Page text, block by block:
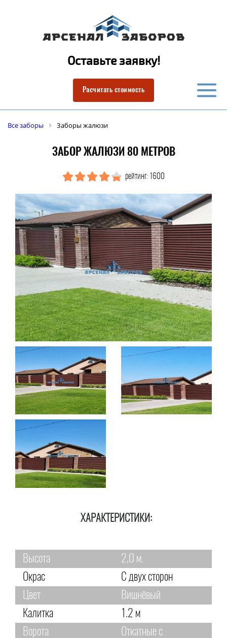
Оставьте заявку!
Расчитать стоимость
Все заборы Заборы жалюзи
ЗАБОР ЖАЛЮЗИ 80 МЕТРОВ
рейтинг: 1600
ХАРАКТЕРИСТИКИ:
Высота
2,0 м.
Окрас
С двух сторон
Цвет
Вишнёвый
Калитка
1.2 м
Ворота
Откатные с